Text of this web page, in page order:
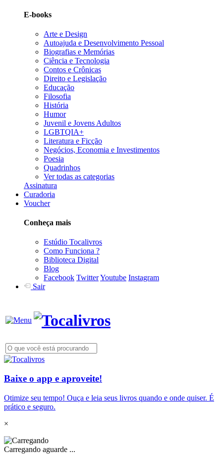
E-books
Arte e Design
Autoajuda e Desenvolvimento Pessoal
Biografias e Memórias
Ciência e Tecnologia
Contos e Crônicas
Direito e Legislação
Educação
Filosofia
História
Humor
Juvenil e Jovens Adultos
LGBTQIA+
Literatura e Ficção
Negócios, Economia e Investimentos
Poesia
Quadrinhos
Ver todas as categorias
Assinatura
Curadoria
Voucher
Conheça mais
Estúdio Tocalivros
Como Funciona ?
Biblioteca Digital
Blog
Facebook TwitterYoutube Instagram
Sair
Baixe o app e aproveite!
Otimize seu tempo! Ouça e leia seus livros quando e onde quiser. É
prático e seguro.
×
Carregando aguarde ...